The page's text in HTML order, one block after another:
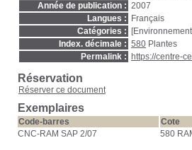
Année de publication : 2007
Langues :
Français
Catégories :
Index. décimale : 580 Plantes
Permalink :
https://centre-
Réservation
Réserver ce document
Exemplaires
Code-barres
Cote
CNC-RAM SAP 2/07
580